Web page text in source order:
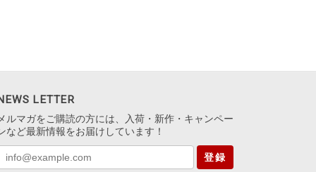
LETTER
ルマガをご購読の方には、入荷・新作・キャンペー
など最新情報をお届けしています！
登録